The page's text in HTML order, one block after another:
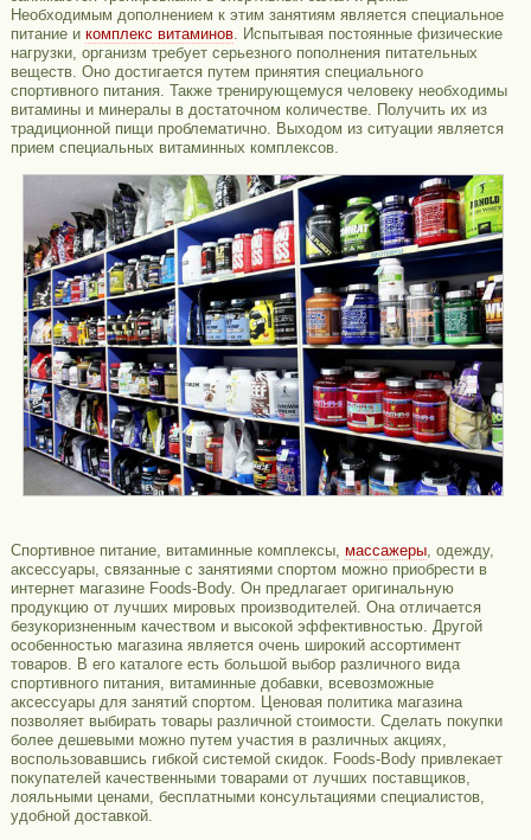
Необходимым дополнением к этим занятиям является специальное
питание и комплекс витаминов. Испытывая постоянные физические
нагрузки, организм требует серьезного пополнения питательных
веществ. Оно достигается путем принятия специального
спортивного питания. Также тренирующемуся человеку необходимы
витамины и минералы в достаточном количестве. Получить их из
традиционной пищи проблематично. Выходом из ситуации является
прием специальных витаминных комплексов.
Спортивное питание, витаминные комплексы, массажеры, одежду,
аксессуары, связанные с занятиями спортом можно приобрести в
интернет магазине Foods-Body. Он предлагает оригинальную
продукцию от лучших мировых производителей. Она отличается
безукоризненным качеством и высокой эффективностью. Другой
особенностью магазина является очень широкий ассортимент
товаров. В его каталоге есть большой выбор различного вида
спортивного питания, витаминные добавки, всевозможные
аксессуары для занятий спортом. Ценовая политика магазина
позволяет выбирать товары различной стоимости. Сделать покупки
более дешевыми можно путем участия в различных акциях,
воспользовавшись гибкой системой скидок. Foods-Body привлекает
покупателей качественными товарами от лучших поставщиков,
лояльными ценами, бесплатными консультациями специалистов,
удобной доставкой.